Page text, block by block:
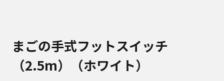
まごの手式フットスイッチ
（2.5m）（ホワイト）